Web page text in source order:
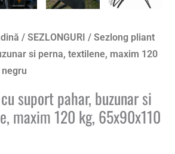
/ SEZLONGURI / Sezlong pliant
si perna, textilene, maxim 120
negru
suport pahar, buzunar si
maxim 120 kg, 65x90x110